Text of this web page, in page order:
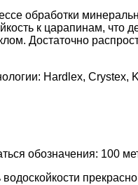
обработки
к царапинам,
Достаточно
Hardlex, Crystex,
обозначения: 100